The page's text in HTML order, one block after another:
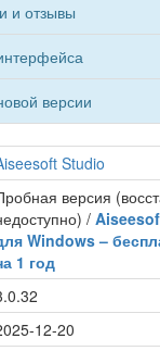
и отзывы
версии
Studio
версия
/
Windows –
1 год
12-20